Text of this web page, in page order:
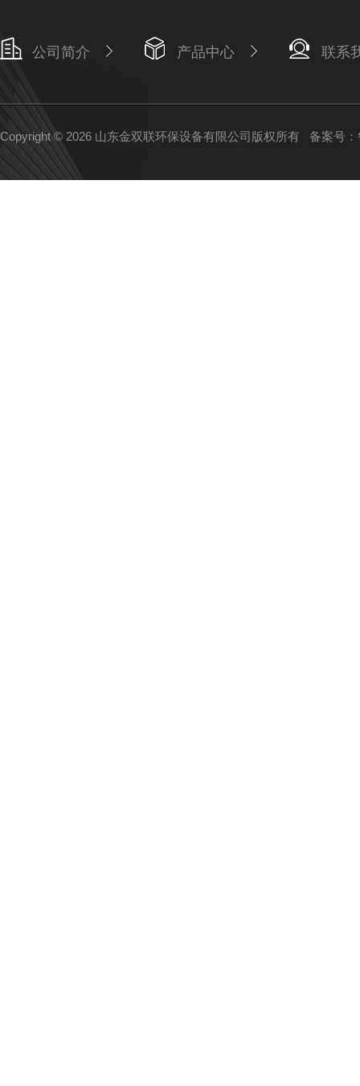
公司简介 产品中心 联系
Copyright © 2026 山东金双联环保设备有限公司版权所有 备案号